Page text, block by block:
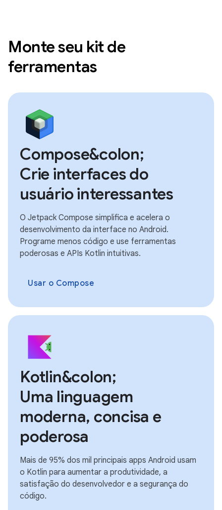
Monte seu kit de
ferramentas
Compose&colon;
Crie interfaces do
usuário interessantes
O Jetpack Compose simplifica e acelera o
desenvolvimento da interface no Android.
Programe menos código e use ferramentas
poderosas e APIs Kotlin intuitivas.
Usar o Compose
Kotlin&colon;
Uma linguagem
moderna, concisa e
poderosa
Mais de 95% dos mil principais apps Android usam
o Kotlin para aumentar a produtividade, a
satisfação do desenvolvedor e a segurança do
código.